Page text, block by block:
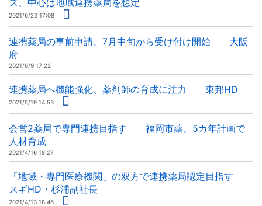
ズ、中心は地域連携薬局を想定
2021/6/23 17:08
連携薬局の事前申請、7月中旬から受け付け開始 大阪
府
2021/6/9 17:22
連携薬局へ機能強化、薬剤師の育成に注力 東邦HD
2021/5/19 14:53
会営2薬局で専門連携目指す 福岡市薬、5カ年計画で
人材育成
2021/4/16 18:27
「地域・専門医療機関」の双方で連携薬局認定目指す
スギHD・杉浦副社長
2021/4/13 18:46